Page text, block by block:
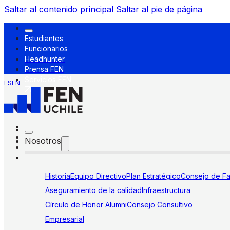
Saltar al contenido principal Saltar al pie de página
Estudiantes
Funcionarios
Headhunter
Prensa FEN
ESEN
Nosotros
HistoriaEquipo DirectivoPlan EstratégicoConsejo de
Aseguramiento de la calidadInfraestructura
Círculo de Honor AlumniConsejo Consultivo
Empresarial